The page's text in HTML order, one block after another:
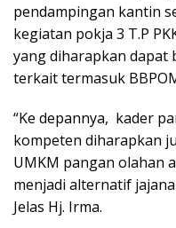
pendampingan kantin
kegiatan pokja 3 T.P
yang diharapkan dapat
terkait termasuk
“Ke depannya, kader
kompeten diharapkan
UMKM pangan olahan
menjadi alternatif
Jelas Hj. Irma.